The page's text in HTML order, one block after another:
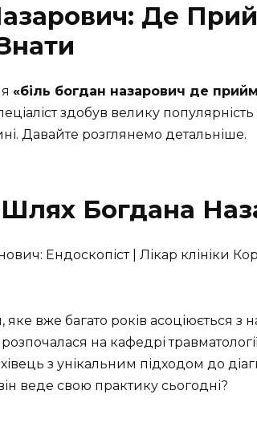
Де
«біль богдан назарович де
здобув велику
Давайте розглянемо детальніше.
Богдана
яке вже багато років асоціюється
розпочалася на кафедрі
з унікальним підходом до
веде свою практику сьогодні?